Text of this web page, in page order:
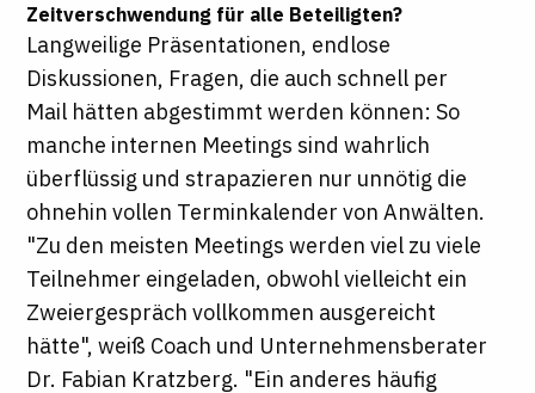
Zeitverschwendung für alle Beteiligten?
Langweilige Präsentationen, endlose
Diskussionen, Fragen, die auch schnell per
Mail hätten abgestimmt werden können: So
manche internen Meetings sind wahrlich
überflüssig und strapazieren nur unnötig die
ohnehin vollen Terminkalender von Anwälten.
"Zu den meisten Meetings werden viel zu viele
Teilnehmer eingeladen, obwohl vielleicht ein
Zweiergespräch vollkommen ausgereicht
hätte", weiß Coach und Unternehmensberater
Dr. Fabian Kratzberg. "Ein anderes häufig